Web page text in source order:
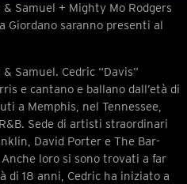
Samuel + Mighty Mo Rodgers
Giordano saranno presenti al
Samuel. Cedric “Davis”
e cantano e ballano dall’età di
a Memphis, nel Tennessee,
Sede di artisti straordinari
David Porter e The Bar-
loro si sono trovati a far
di 18 anni, Cedric ha iniziato a